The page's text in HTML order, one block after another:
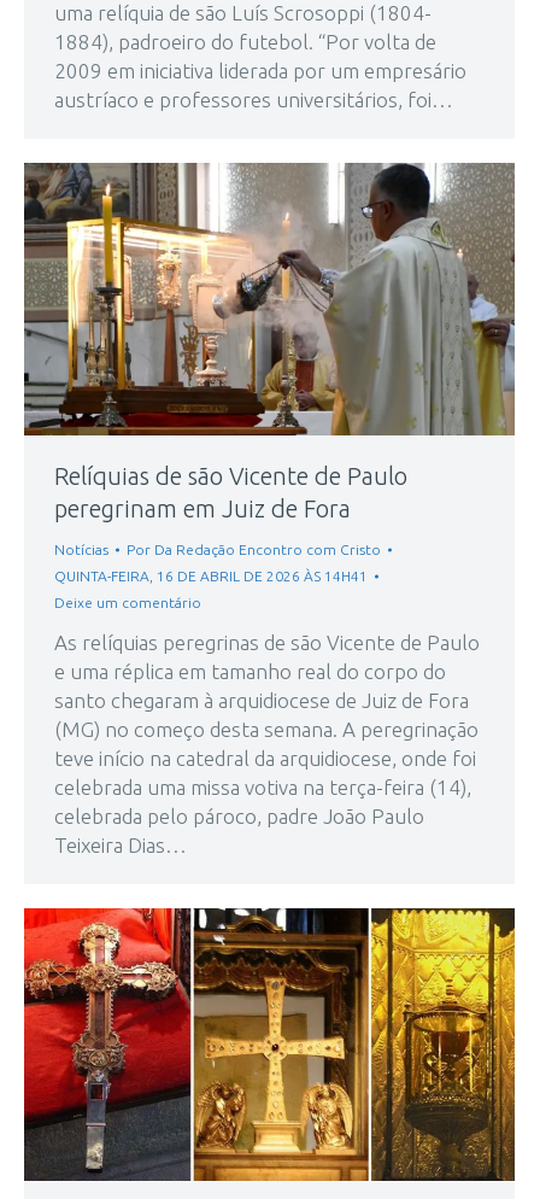
uma relíquia de são Luís Scrosoppi (1804-
1884), padroeiro do futebol. “Por volta de
2009 em iniciativa liderada por um empresário
austríaco e professores universitários, foi…
Relíquias de são Vicente de Paulo
peregrinam em Juiz de Fora
Notícias Por Da Redação Encontro com Cristo
QUINTA-FEIRA, 16 DE ABRIL DE 2026 ÀS 14H41
Deixe um comentário
As relíquias peregrinas de são Vicente de Paulo
e uma réplica em tamanho real do corpo do
santo chegaram à arquidiocese de Juiz de Fora
(MG) no começo desta semana. A peregrinação
teve início na catedral da arquidiocese, onde foi
celebrada uma missa votiva na terça-feira (14),
celebrada pelo pároco, padre João Paulo
Teixeira Dias…